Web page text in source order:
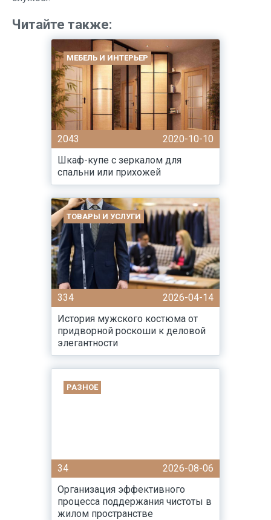
Читайте также:
МЕБЕЛЬ И ИНТЕРЬЕР
2043
2020-10-10
Шкаф-купе с зеркалом для
спальни или прихожей
ТОВАРЫ И УСЛУГИ
334
2026-04-14
История мужского костюма от
придворной роскоши к деловой
элегантности
РАЗНОЕ
34
2026-08-06
Организация эффективного
процесса поддержания чистоты в
жилом пространстве